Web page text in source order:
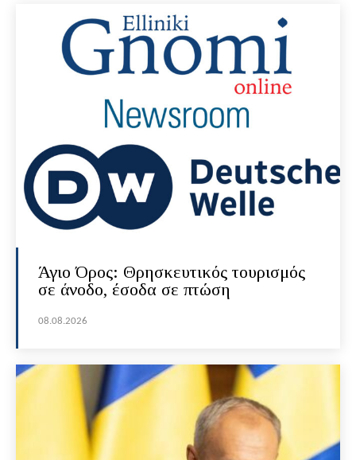
Άγιο Όρος: Θρησκευτικός τουρισμός
σε άνοδο, έσοδα σε πτώση
08.08.2026